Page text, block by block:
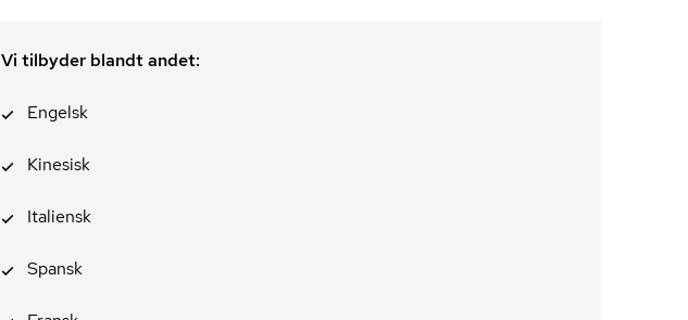
Vi tilbyder blandt andet:
Engelsk
Kinesisk
Italiensk
Spansk